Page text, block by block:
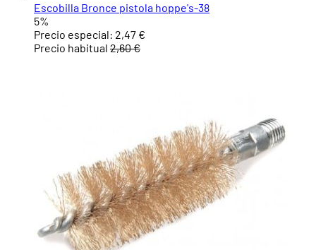
Escobilla Bronce pistola hoppe's-38
5%
Precio especial: 2,47 €
Precio habitual 2,60 €